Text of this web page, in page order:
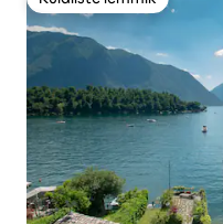
Külaliste lemmik